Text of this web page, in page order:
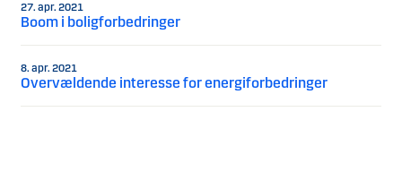
27. apr. 2021
Boom i boligforbedringer
8. apr. 2021
Overvældende interesse for energiforbedringer